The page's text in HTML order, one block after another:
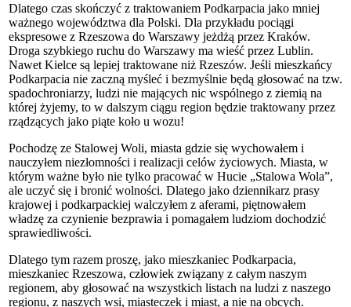
Dlatego czas skończyć z traktowaniem Podkarpacia jako mniej
ważnego województwa dla Polski. Dla przykładu pociągi
ekspresowe z Rzeszowa do Warszawy jeżdżą przez Kraków.
Droga szybkiego ruchu do Warszawy ma wieść przez Lublin.
Nawet Kielce są lepiej traktowane niż Rzeszów. Jeśli mieszkańcy
Podkarpacia nie zaczną myśleć i bezmyślnie będą głosować na tzw.
spadochroniarzy, ludzi nie mających nic wspólnego z ziemią na
której żyjemy, to w dalszym ciągu region będzie traktowany przez
rządzących jako piąte koło u wozu!
Pochodzę ze Stalowej Woli, miasta gdzie się wychowałem i
nauczyłem niezłomności i realizacji celów życiowych. Miasta, w
którym ważne było nie tylko pracować w Hucie „Stalowa Wola”,
ale uczyć się i bronić wolności. Dlatego jako dziennikarz prasy
krajowej i podkarpackiej walczyłem z aferami, piętnowałem
władzę za czynienie bezprawia i pomagałem ludziom dochodzić
sprawiedliwości.
Dlatego tym razem proszę, jako mieszkaniec Podkarpacia,
mieszkaniec Rzeszowa, człowiek związany z całym naszym
regionem, aby głosować na wszystkich listach na ludzi z naszego
regionu, z naszych wsi, miasteczek i miast, a nie na obcych.